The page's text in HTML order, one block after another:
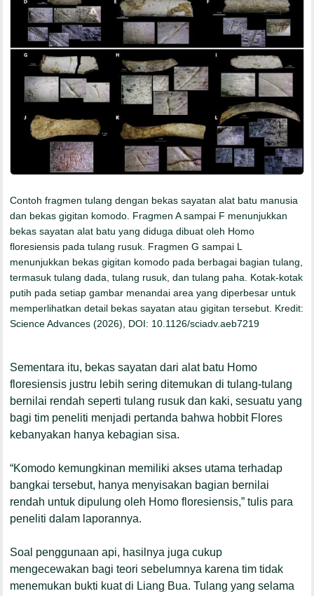
Contoh fragmen tulang dengan bekas sayatan alat batu manusia
dan bekas gigitan komodo. Fragmen A sampai F menunjukkan
bekas sayatan alat batu yang diduga dibuat oleh Homo
floresiensis pada tulang rusuk. Fragmen G sampai L
menunjukkan bekas gigitan komodo pada berbagai bagian tulang,
termasuk tulang dada, tulang rusuk, dan tulang paha. Kotak-kotak
putih pada setiap gambar menandai area yang diperbesar untuk
memperlihatkan detail bekas sayatan atau gigitan tersebut. Kredit:
Science Advances (2026), DOI: 10.1126/sciadv.aeb7219
Sementara itu, bekas sayatan dari alat batu Homo
floresiensis justru lebih sering ditemukan di tulang-tulang
bernilai rendah seperti tulang rusuk dan kaki, sesuatu yang
bagi tim peneliti menjadi pertanda bahwa hobbit Flores
kebanyakan hanya kebagian sisa.
“Komodo kemungkinan memiliki akses utama terhadap
bangkai tersebut, hanya menyisakan bagian bernilai
rendah untuk dipulung oleh Homo floresiensis,” tulis para
peneliti dalam laporannya.
Soal penggunaan api, hasilnya juga cukup
mengecewakan bagi teori sebelumnya karena tim tidak
menemukan bukti kuat di Liang Bua. Tulang yang selama